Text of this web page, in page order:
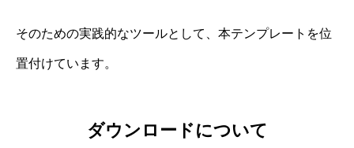
そのための実践的なツールとして、本テンプレートを位
置付けています。
ダウンロードについて